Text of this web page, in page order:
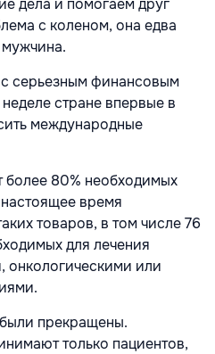
с коленом, она едва
мужчина.
серьезным финансовым
стране впервые в
международные
80% необходимых
время
товаров, в том числе 76
для лечения
онкологическими или
прекращены.
только пациентов,